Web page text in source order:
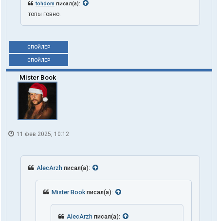
tohdom писал(а):
топы говно.
СПОЙЛЕР
СПОЙЛЕР
Mister Book
11 фев 2025, 10:12
AlecArzh писал(а):
Mister Bookписал(а):
AlecArzh писал(а):